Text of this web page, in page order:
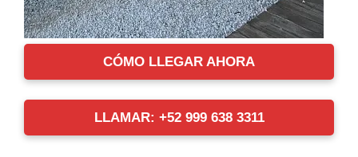
CÓMO LLEGAR AHORA
LLAMAR: +52 999 638 3311